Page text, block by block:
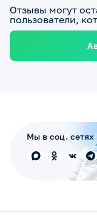
Отзывы могут
пользователи,
Мы в соц. сетях